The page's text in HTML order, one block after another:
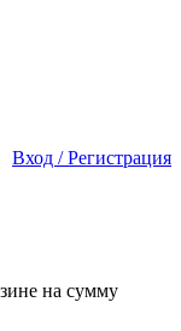
Вход / Регистрация
на сумму